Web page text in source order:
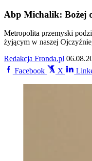
Abp Michalik: Bożej
Metropolita przemyski
żyjącym w naszej
Redakcja Fronda.pl
Facebook
X